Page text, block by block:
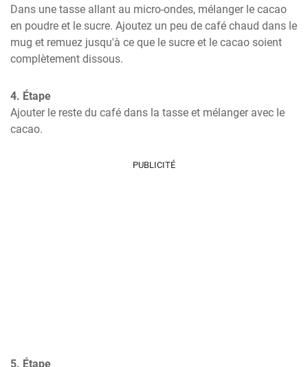
Dans une tasse allant au micro-ondes, mélanger le cacao
en poudre et le sucre. Ajoutez un peu de café chaud dans le
mug et remuez jusqu'à ce que le sucre et le cacao soient
complètement dissous.
4. Étape
Ajouter le reste du café dans la tasse et mélanger avec le
cacao.
PUBLICITÉ
5. Étape